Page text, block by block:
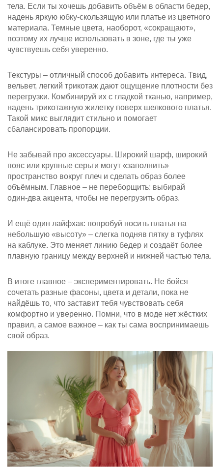
тела. Если ты хочешь добавить объём в области бедер,
надень яркую юбку‑скользящую или платье из цветного
материала. Темные цвета, наоборот, «сокращают»,
поэтому их лучше использовать в зоне, где ты уже
чувствуешь себя уверенно.
Текстуры – отличный способ добавить интереса. Твид,
вельвет, легкий трикотаж дают ощущение плотности без
перегрузки. Комбинируй их с гладкой тканью, например,
надень трикотажную жилетку поверх шелкового платья.
Такой микс выглядит стильно и помогает
сбалансировать пропорции.
Не забывай про аксессуары. Широкий шарф, широкий
пояс или крупные серьги могут «заполнить»
пространство вокруг плеч и сделать образ более
объёмным. Главное – не переборщить: выбирай
один‑два акцента, чтобы не перегрузить образ.
И ещё один лайфхак: попробуй носить платья на
небольшую «высоту» – слегка подняв пятку в туфлях
на каблуке. Это меняет линию бедер и создаёт более
плавную границу между верхней и нижней частью тела.
В итоге главное – экспериментировать. Не бойся
сочетать разные фасоны, цвета и детали, пока не
найдёшь то, что заставит тебя чувствовать себя
комфортно и уверенно. Помни, что в моде нет жёстких
правил, а самое важное – как ты сама воспринимаешь
свой образ.